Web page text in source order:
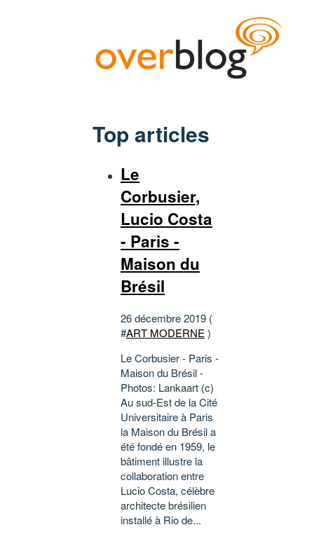
Top articles
Le
Corbusier,
Lucio Costa
- Paris -
Maison du
Brésil
26 décembre 2019 (
#ART MODERNE )
Le Corbusier - Paris -
Maison du Brésil -
Photos: Lankaart (c)
Au sud-Est de la Cité
Universitaire à Paris
la Maison du Brésil a
été fondé en 1959, le
bâtiment illustre la
collaboration entre
Lucio Costa, célèbre
architecte brésilien
installé à Rio de...